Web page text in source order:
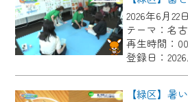
2026年6月22
テーマ：名
再生時間：
登録日：
の動画コンテンツが一目瞭
◆当社アプリやＰＣブラ
でも・どこでも・外出先で
CCNetサービスエリア20
番組をご視聴いただけます